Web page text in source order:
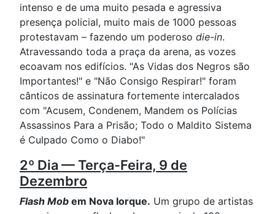
intenso e de uma muito pesada e agressiva
presença policial, muito mais de 1000 pessoas
protestavam – fazendo um poderoso die-in.
Atravessando toda a praça da arena, as vozes
ecoavam nos edifícios. "As Vidas dos Negros são
Importantes!" e "Não Consigo Respirar!" foram
cânticos de assinatura fortemente intercalados
com "Acusem, Condenem, Mandem os Polícias
Assassinos Para a Prisão; Todo o Maldito Sistema
é Culpado Como o Diabo!"
2º Dia — Terça-Feira, 9 de
Dezembro
Flash Mob em Nova Iorque. Um grupo de artistas